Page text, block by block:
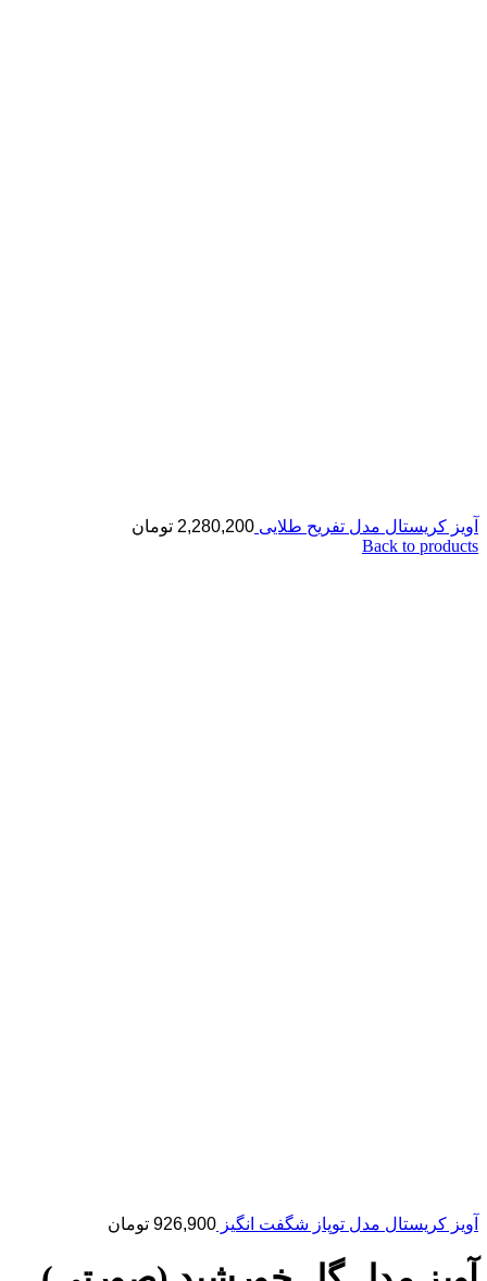
آویز کریستال مدل تفریح طلایی 2,280,200 تومان
Back to products
آویز کریستال مدل توپاز شگفت انگیز 926,900 تومان